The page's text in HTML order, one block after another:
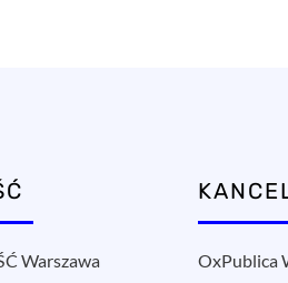
Warszawa OxPublica